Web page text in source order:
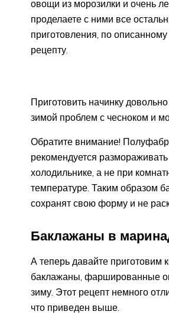
овощи из морозилки и очень
проделаете с ними все
приготовления, по
рецепту.
Приготовить начинку довольно
зимой проблем с чесноком и
Обратите внимание!
рекомендуется
холодильнике, а не при
температуре. Таким образом
сохранят свою форму и не
Баклажаны в
А теперь давайте приготовим
баклажаны, фаршированные
зиму. Этот рецепт немного
что приведен выше.